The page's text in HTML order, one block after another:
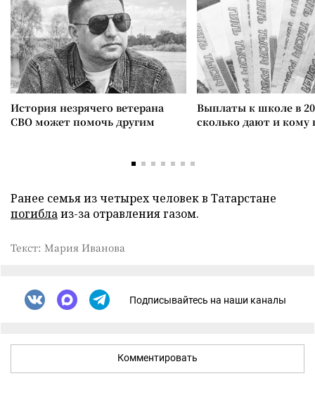
История незрячего ветерана
СВО может помочь другим
Выплаты к школе в
сколько дают и
Ранее семья из четырех человек в Татарстане
погиблаиз-за отравления газом.
Текст: Мария Иванова
Подписывайтесь на наши каналы
Комментировать